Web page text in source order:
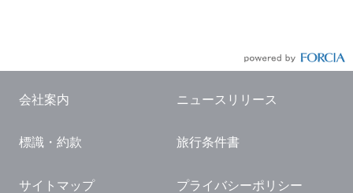
国内観光ガイド
旅行・観光情報
会社案内 ニュースリリース
標識・約款 旅行条件書
サイトマップ プライバシーポリシー